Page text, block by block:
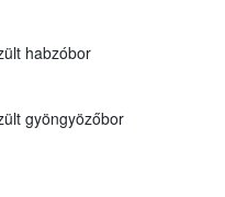
habzóbor
gyöngyözőbor